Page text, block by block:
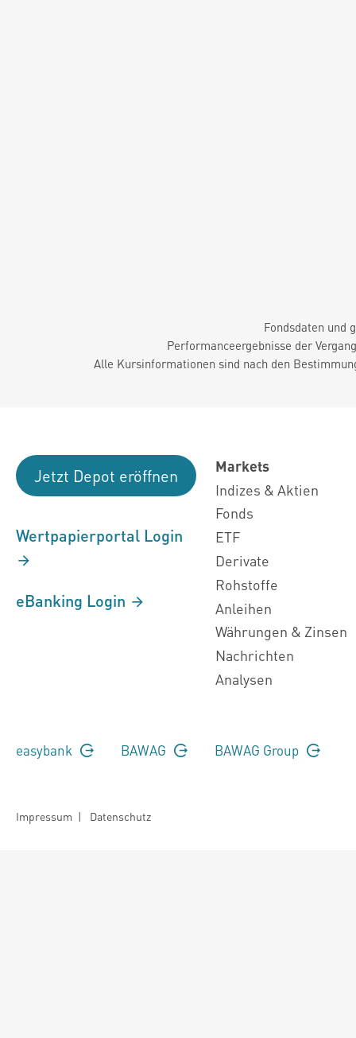
Fondsdaten und
Performanceergebnisse der
Alle Kursinformationen sind nach den
Jetzt Depot eröffnen
Wertpapierportal Login
eBanking Login
Markets
Indizes & Aktien
Fonds
ETF
Derivate
Rohstoffe
Anleihen
Währungen & Zinsen
Nachrichten
Analysen
easybank BAWAG BAWAG Group
Impressum | Datenschutz